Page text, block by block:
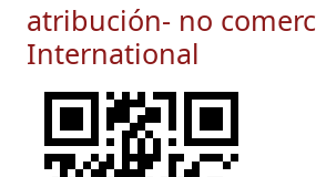
atribución- no
International